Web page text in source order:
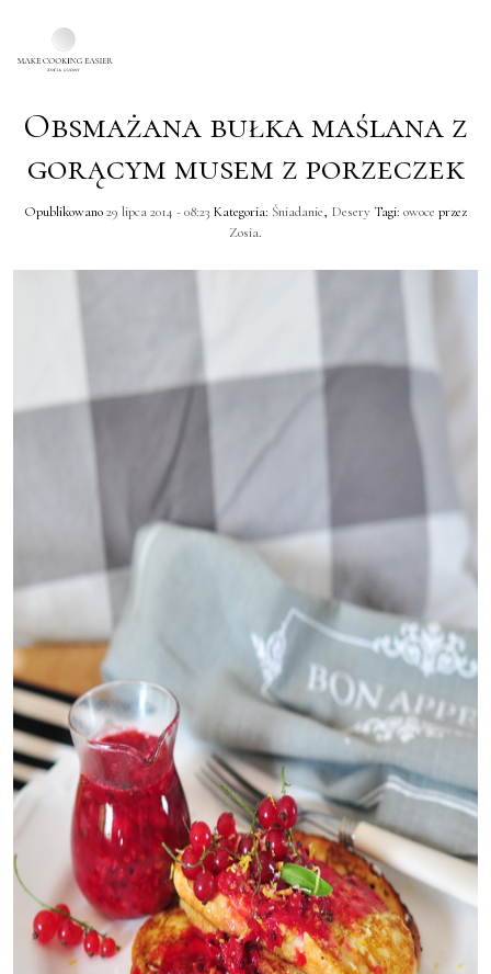
Skip to main content
Obsmażana bułka maślana z
gorącym musem z porzeczek
Opublikowano29 lipca 2014 - 08:23 Kategoria: Śniadanie, Desery Tagi: owoce przez
Zosia.